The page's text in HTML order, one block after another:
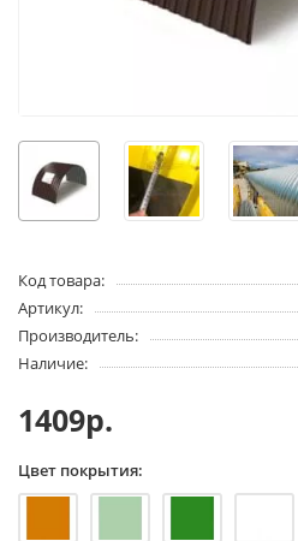
Код товара:
Артикул:
Производитель:
Наличие:
1409р.
Цвет покрытия: